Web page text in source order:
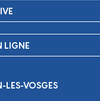
santé
artisanat
LIGNE
LES-VOSGES